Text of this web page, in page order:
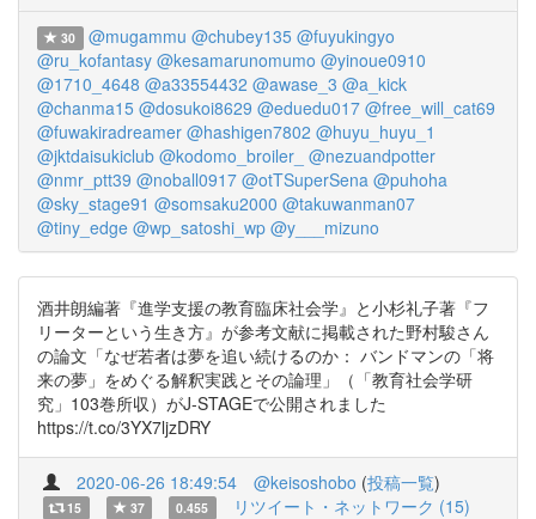
30 @mugammu @chubey135 @fuyukingyo
@ru_kofantasy @kesamarunomumo @yinoue0910
@1710_4648 @a33554432 @awase_3 @a_kick
@chanma15 @dosukoi8629 @eduedu017 @free_will_cat69
@fuwakiradreamer @hashigen7802 @huyu_huyu_1
@jktdaisukiclub @kodomo_broiler_ @nezuandpotter
@nmr_ptt39 @noball0917 @otTSuperSena @puhoha
@sky_stage91 @somsaku2000 @takuwanman07
@tiny_edge @wp_satoshi_wp @y___mizuno
酒井朗編著『進学支援の教育臨床社会学』と小杉礼子著『フ
リーターという生き方』が参考文献に掲載された野村駿さん
の論文「なぜ若者は夢を追い続けるのか： バンドマンの「将
来の夢」をめぐる解釈実践とその論理」（「教育社会学研
究」103巻所収）がJ-STAGEで公開されました
https://t.co/3YX7ljzDRY
2020-06-26 18:49:54 @keisoshobo (投稿一覧)
15 37 0.455 リツイート・ネットワーク (15)